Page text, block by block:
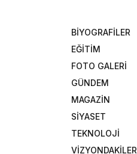
BİYOGRAFİLER
EĞİTİM
FOTO GALERİ
GÜNDEM
MAGAZİN
SİYASET
TEKNOLOJİ
VİZYONDAKİLER